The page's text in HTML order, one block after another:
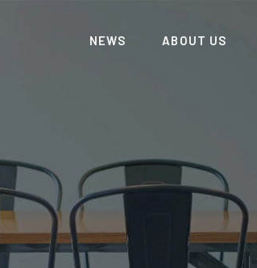
NEWS ABOUT US